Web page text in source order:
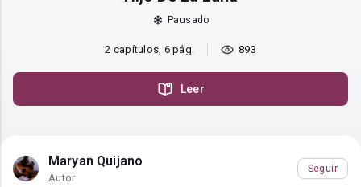
Pausado
2 capítulos, 6 pág. 893
Leer
Maryan Quijano
Autor
Seguir